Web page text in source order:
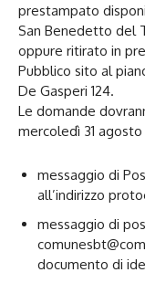
prestampato
San Benedetto del
oppure ritirato in
Pubblico sito al
De Gasperi 124.
Le domande
mercoledì 31
messaggio di
all’indirizzo
messaggio di
documento di